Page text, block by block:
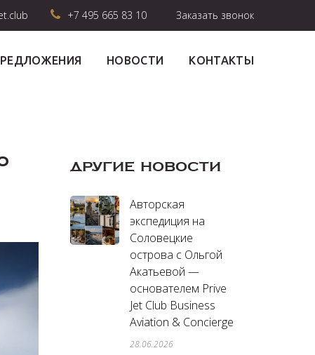
+7 495 665 83 10 Заказать звонок
НОВОСТИ КОНТАКТЫ
ДРУГИЕ НОВОСТИ
Авторская
экспедиция на
Соловецкие
острова с Ольгой
Акатьевой —
основателем Prive
Jet Club Business
Aviation & Concierge
28.06.2026